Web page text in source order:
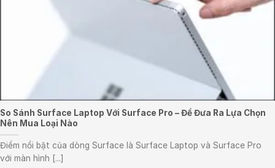
So Sánh Surface Laptop Với Surface Pro – Để Đưa Ra Lựa Chọn
Nên Mua Loại Nào
Điểm nổi bật của dòng Surface là Surface Laptop và Surface Pro
với màn hình [...]